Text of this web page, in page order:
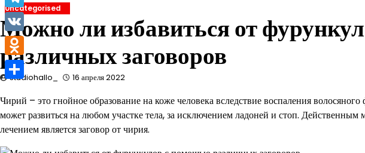
Uncategorised
Можно ли избавиться от
различных заговоров
studiohallo_ 16 апреля 2022
Чирий – это гнойное образование на коже человека вследствие воспаления
может развиться на любом участке тела, за исключением ладоней и стоп.
лечением является заговор от чирия.
Telegram
VK
Odnoklassniki